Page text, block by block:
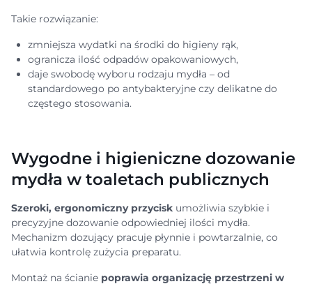
Takie rozwiązanie:
zmniejsza wydatki na środki do higieny rąk,
ogranicza ilość odpadów opakowaniowych,
daje swobodę wyboru rodzaju mydła – od
standardowego po antybakteryjne czy delikatne do
częstego stosowania.
Wygodne i higieniczne dozowanie
mydła w toaletach publicznych
Szeroki, ergonomiczny przycisk umożliwia szybkie i
precyzyjne dozowanie odpowiedniej ilości mydła.
Mechanizm dozujący pracuje płynnie i powtarzalnie, co
ułatwia kontrolę zużycia preparatu.
Montaż na ścianie poprawia organizację przestrzeni w